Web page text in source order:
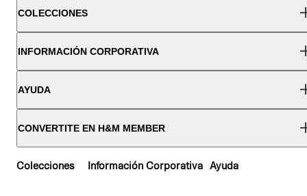
COLECCIONES
INFORMACIÓN CORPORATIVA
AYUDA
CONVERTITE EN H&M MEMBER
Colecciones Información Corporativa Ayuda